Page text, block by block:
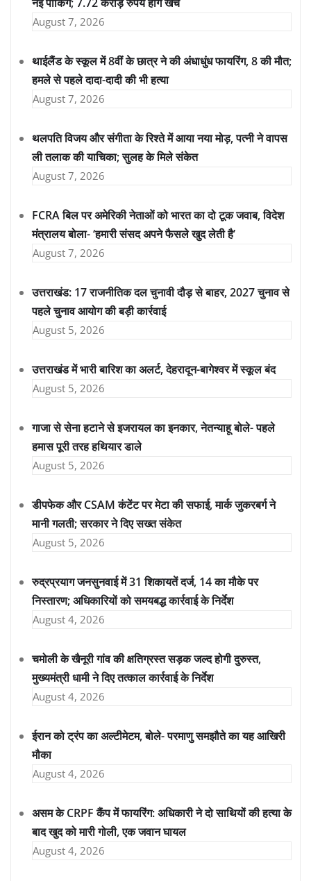
August 7, 2026
थाईलैंड के स्कूल में 8वीं के छात्र ने की अंधाधुंध फायरिंग, 8 की मौत;
हमले से पहले दादा-दादी की भी हत्या
August 7, 2026
थलपति विजय और संगीता के रिश्ते में आया नया मोड़, पत्नी ने वापस
ली तलाक की याचिका; सुलह के मिले संकेत
August 7, 2026
FCRA बिल पर अमेरिकी नेताओं को भारत का दो टूक जवाब, विदेश
मंत्रालय बोला- ‘हमारी संसद अपने फैसले खुद लेती है’
August 7, 2026
उत्तराखंड: 17 राजनीतिक दल चुनावी दौड़ से बाहर, 2027 चुनाव से
पहले चुनाव आयोग की बड़ी कार्रवाई
August 5, 2026
उत्तराखंड में भारी बारिश का अलर्ट, देहरादून-बागेश्वर में स्कूल बंद
August 5, 2026
गाजा से सेना हटाने से इजरायल का इनकार, नेतन्याहू बोले- पहले
हमास पूरी तरह हथियार डाले
August 5, 2026
डीपफेक और CSAM कंटेंट पर मेटा की सफाई, मार्क जुकरबर्ग ने
मानी गलती; सरकार ने दिए सख्त संकेत
August 5, 2026
रुद्रप्रयाग जनसुनवाई में 31 शिकायतें दर्ज, 14 का मौके पर
निस्तारण; अधिकारियों को समयबद्ध कार्रवाई के निर्देश
August 4, 2026
चमोली के खैनूरी गांव की क्षतिग्रस्त सड़क जल्द होगी दुरुस्त,
मुख्यमंत्री धामी ने दिए तत्काल कार्रवाई के निर्देश
August 4, 2026
ईरान को ट्रंप का अल्टीमेटम, बोले- परमाणु समझौते का यह आखिरी
मौका
August 4, 2026
असम के CRPF कैंप में फायरिंग: अधिकारी ने दो साथियों की हत्या के
बाद खुद को मारी गोली, एक जवान घायल
August 4, 2026